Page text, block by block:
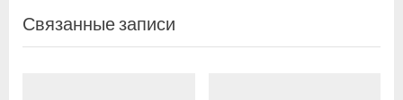
ы
д
е
д
Связанные записи